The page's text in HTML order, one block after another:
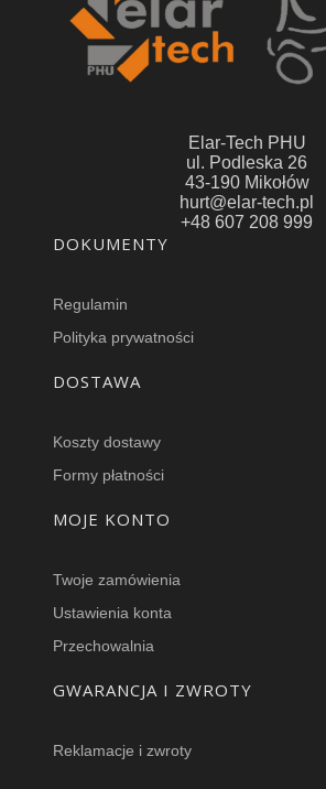
Elar-Tech PHU
ul. Podleska 26
43-190 Mikołów
hurt@elar-tech.pl
+48 607 208 999
Linki w stopce
DOKUMENTY
Regulamin
Polityka prywatności
DOSTAWA
Koszty dostawy
Formy płatności
MOJE KONTO
Twoje zamówienia
Ustawienia konta
Przechowalnia
GWARANCJA I ZWROTY
Reklamacje i zwroty